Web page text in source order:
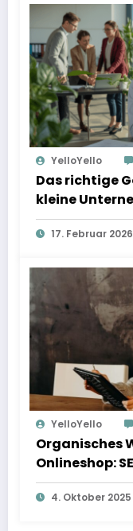
YelloYello
Das richtige
kleine
sollten
17. Februar 2026
YelloYello
Organisches
Onlineshop:
weitere
funktionieren
4. Oktober 2025